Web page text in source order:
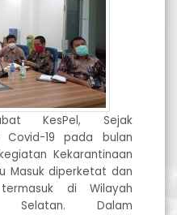
KesPel, Sejak
19 pada bulan
Kekarantinaan
Masuk diperketat dan
di Wilayah
Selatan. Dalam